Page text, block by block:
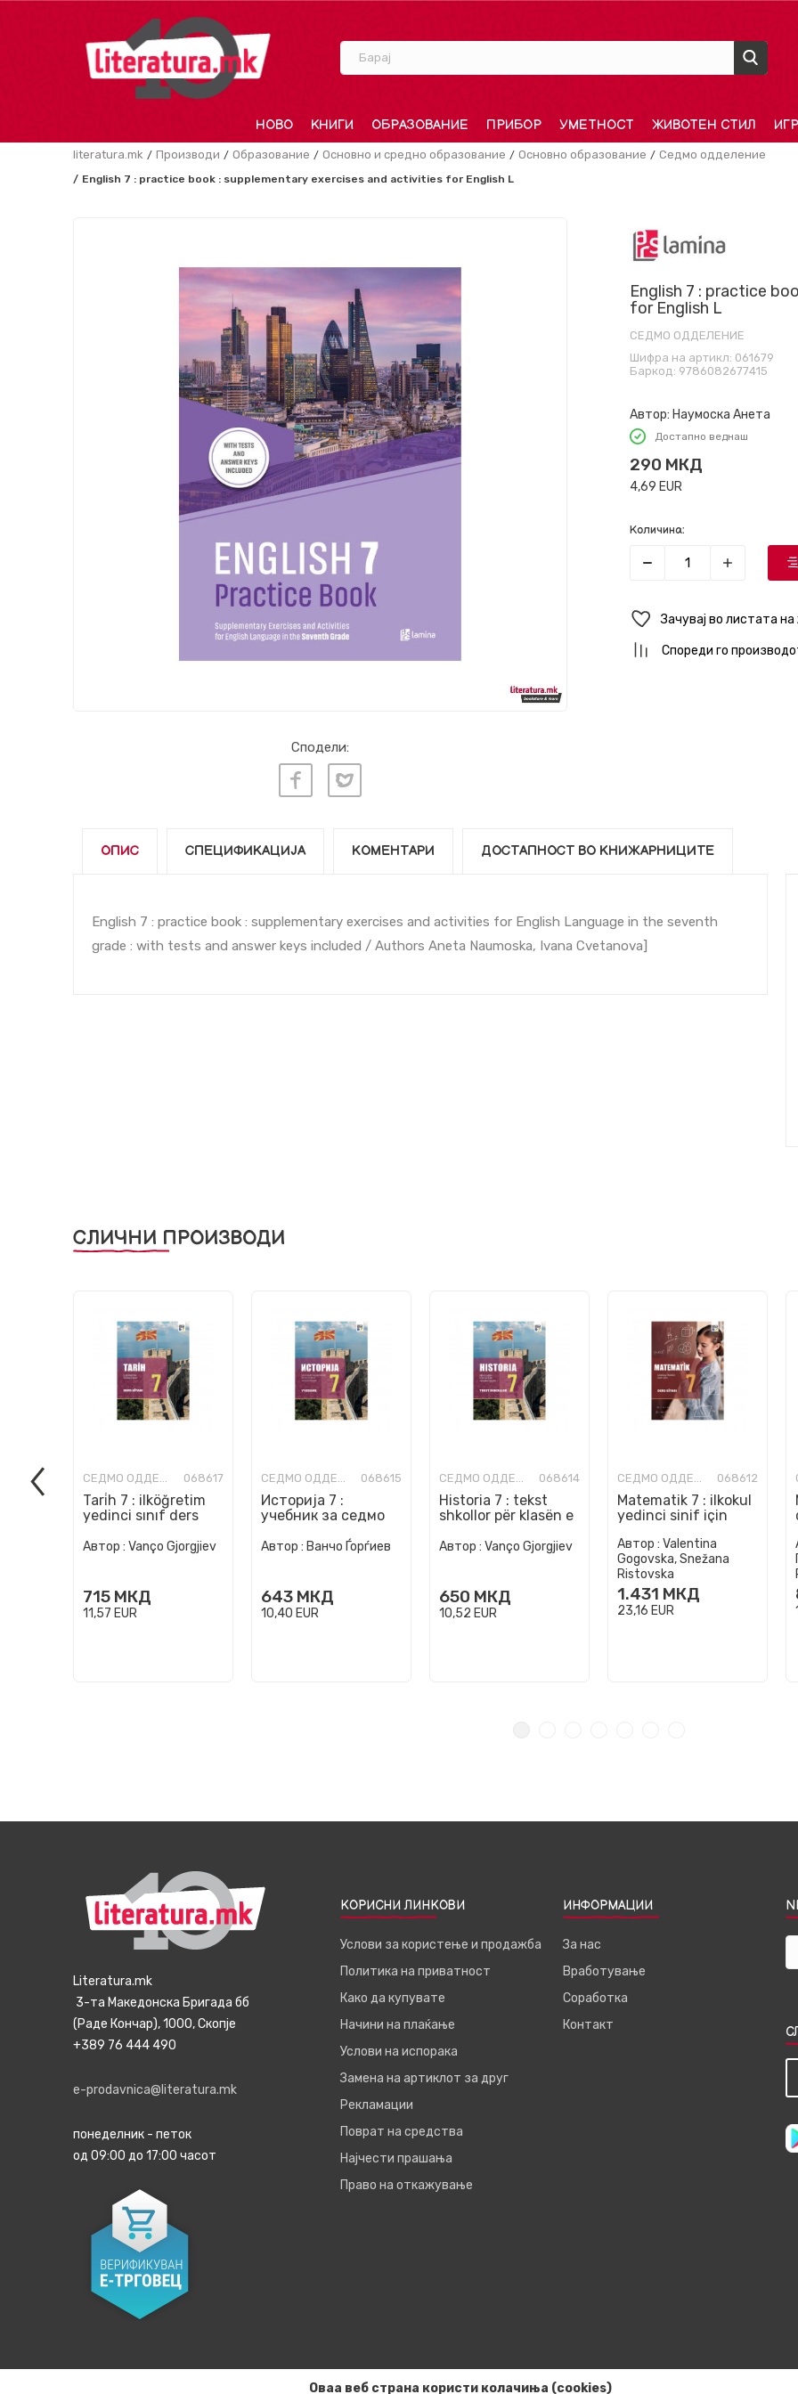
Барај
НОВО КНИГИ ОБРАЗОВАНИЕ ПРИБОР УМЕТНОСТ ЖИВОТЕН СТИЛ
literatura.mk Производи Образование Основно и средно образование Основно образование Седмо одделение
English 7 : practice book : supplementary exercises and activities for English L
Сподели:
English 7 : practice
for English L
СЕДМО ОДДЕЛЕНИЕ
Шифра на артикл: 061679
Баркод: 9786082677415
Автор: Наумоска Анета
Достапно веднаш
290 МКД
4,69 EUR
Количина:
Зачувај во листата
Спореди го
ОПИС СПЕЦИФИКАЦИЈА КОМЕНТАРИ ДОСТАПНОСТ ВО КНИЖАРНИЦИТЕ
English 7 : practice book : supplementary exercises and activities for English Language in the seventh
grade : with tests and answer keys included / Authors Aneta Naumoska, Ivana Cvetanova]
СЛИЧНИ ПРОИЗВОДИ
СЕДМО ОДДЕЛЕНИЕ 068617
Tari̇h 7 : ilköğretim
yedinci sınıf ders
Автор : Vanço Gjorgjiev
715 МКД
11,57 EUR
СЕДМО ОДДЕЛЕНИЕ 068615
Историја 7 :
учебник за седмо
основно
Автор : Ванчо Ѓорѓиев
643 МКД
10,40 EUR
СЕДМО ОДДЕЛЕНИЕ 068614
Historia 7 : tekst
shkollor për klasën e
fillor
Автор : Vanço Gjorgjiev
650 МКД
10,52 EUR
СЕДМО ОДДЕЛЕНИЕ 068612
Matematik 7 : ilkokul
yedinci sinif için
Автор : Valentina
Gogovska, Snežana
Ristovska
1.431 МКД
23,16 EUR
Literatura.mk
3-та Македонска Бригада бб
(Раде Кончар), 1000, Скопје
+389 76 444 490
e-prodavnica@literatura.mk
понеделник - петок
од 09:00 до 17:00 часот
КОРИСНИ ЛИНКОВИ
Услови за користење и продажба
Политика на приватност
Како да купувате
Начини на плаќање
Услови на испорака
Замена на артиклот за друг
Рекламации
Поврат на средства
Најчести прашања
Право на откажување
ИНФОРМАЦИИ
За нас
Вработување
Соработка
Контакт
Оваа веб страна користи колачиња (cookies)